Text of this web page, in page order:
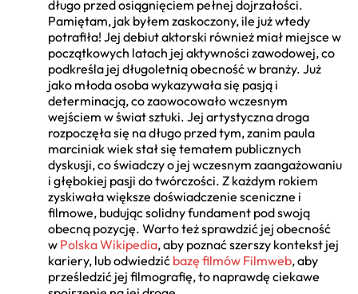
długo przed osiągnięciem pełnej dojrzałości.
Pamiętam, jak byłem zaskoczony, ile już wtedy
potrafiła! Jej debiut aktorski również miał miejsce w
początkowych latach jej aktywności zawodowej, co
podkreśla jej długoletnią obecność w branży. Już
jako młoda osoba wykazywała się pasją i
determinacją, co zaowocowało wczesnym
wejściem w świat sztuki. Jej artystyczna droga
rozpoczęła się na długo przed tym, zanim paula
marciniak wiek stał się tematem publicznych
dyskusji, co świadczy o jej wczesnym zaangażowaniu
i głębokiej pasji do twórczości. Z każdym rokiem
zyskiwała większe doświadczenie sceniczne i
filmowe, budując solidny fundament pod swoją
obecną pozycję. Warto też sprawdzić jej obecność
w Polska Wikipedia, aby poznać szerszy kontekst jej
kariery, lub odwiedzić bazę filmów Filmweb, aby
prześledzić jej filmografię, to naprawdę ciekawe